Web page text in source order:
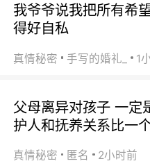
我爷爷说我把所有希
得好自私
真情秘密 手写的婚礼_ 1
父母离异对孩子 一定
护人和抚养关系比一
真情秘密 匿名 2小时前